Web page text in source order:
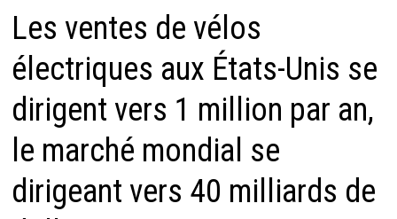
Les ventes de vélos
électriques aux États-Unis se
dirigent vers 1 million par an,
le marché mondial se
dirigeant vers 40 milliards de